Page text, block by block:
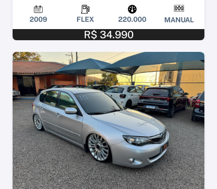
2009 FLEX 220.000 MANUAL
R$ 34.990